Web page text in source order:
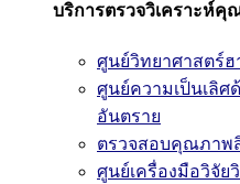
บริการตรวจวิเคราะห์คุ
ศูนย์วิทยาศาสตร์ฮ
ศูนย์ความเป็นเลิศ
อันตราย
ตรวจสอบคุณภาพ
ศูนย์เครื่องมือวิจัย